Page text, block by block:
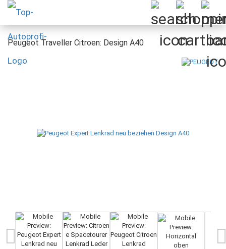
Peugeot Traveller Citroen: Design A40